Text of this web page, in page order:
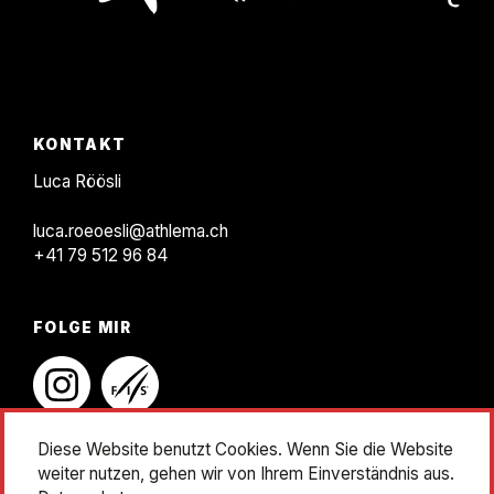
F
o
t
KONTAKT
Luca Röösli
luca.roeoesli@athlema.ch
+41 79 512 96 84
FOLGE MIR
instagramlinkedin
Impressum Datenschutz
Diese Website benutzt Cookies. Wenn Sie die Website
weiter nutzen, gehen wir von Ihrem Einverständnis aus.